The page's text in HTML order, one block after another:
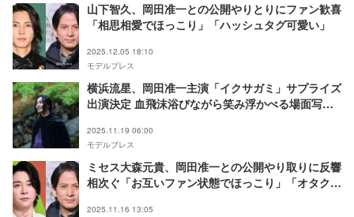
山下智久、岡田准一との公開やりとりにファン歓喜
「相思相愛でほっこり」「ハッシュタグ可愛い」
2025.12.05 18:10
モデルプレス
横浜流星、岡田准一主演「イクサガミ」サプライズ
出演決定 血飛沫浴びながら笑み浮かべる場面写真
2025.11.19 06:00
モデルプレス
ミセス大森元貴、岡田准一との公開やり取りに反響
相次ぐ「お互いファン状態でほっこり」「オタク化
2025.11.16 13:05